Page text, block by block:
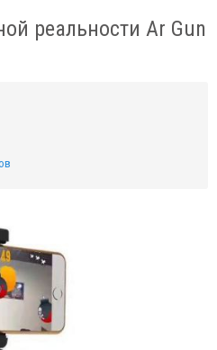
реальности Ar Gun